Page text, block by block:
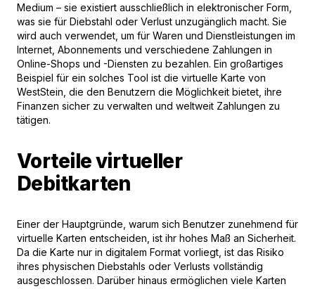
Medium – sie existiert ausschließlich in elektronischer Form,
was sie für Diebstahl oder Verlust unzugänglich macht. Sie
wird auch verwendet, um für Waren und Dienstleistungen im
Internet, Abonnements und verschiedene Zahlungen in
Online-Shops und -Diensten zu bezahlen. Ein großartiges
Beispiel für ein solches Tool ist die virtuelle Karte von
WestStein, die den Benutzern die Möglichkeit bietet, ihre
Finanzen sicher zu verwalten und weltweit Zahlungen zu
tätigen.
Vorteile virtueller
Debitkarten
Einer der Hauptgründe, warum sich Benutzer zunehmend für
virtuelle Karten entscheiden, ist ihr hohes Maß an Sicherheit.
Da die Karte nur in digitalem Format vorliegt, ist das Risiko
ihres physischen Diebstahls oder Verlusts vollständig
ausgeschlossen. Darüber hinaus ermöglichen viele Karten